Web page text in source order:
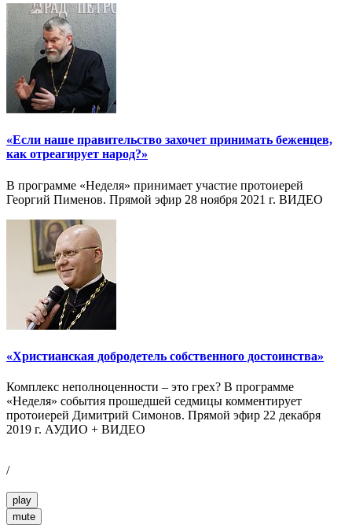
«Если наше правительство захочет принимать беженцев,
как отреагирует народ?»
В программе «Неделя» принимает участие протоиерей
Георгий Пименов. Прямой эфир 28 ноября 2021 г. ВИДЕО
«Христианская добродетель собственного достоинства»
Комплекс неполноценности – это грех? В программе
«Неделя» события прошедшей седмицы комментирует
протоиерей Димитрий Симонов. Прямой эфир 22 декабря
2019 г. АУДИО + ВИДЕО
/
play
mute